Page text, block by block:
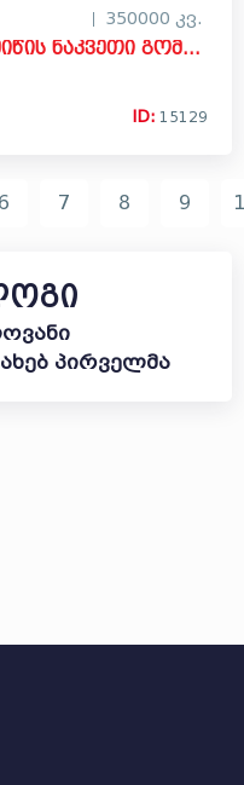
350000 კვ.
იყიდება სახნავ - სათესი მიწის ნაკვეთი გომბორში, საგარეჯო
ID: 15129
6 7 8 9
პირველმა